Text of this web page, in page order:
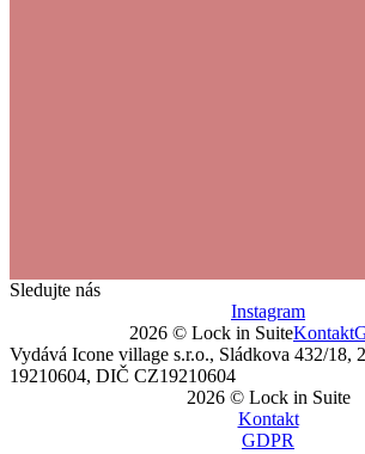
Sledujte nás
Instagram
2026 © Lock in SuiteKontakt
Vydává Icone village s.r.o., Sládkova 432/18,
19210604, DIČ CZ19210604
2026 © Lock in Suite
Kontakt
GDPR